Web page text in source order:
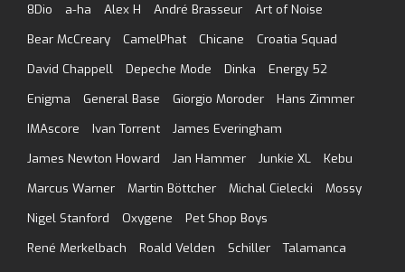
8Dio a-ha Alex H André Brasseur
Art of Noise
Bear McCreary
CamelPhat Chicane
Croatia Squad
David Chappell
Depeche Mode Dinka
Energy 52
Enigma
General Base Giorgio Moroder
Hans Zimmer
IMAscore
Ivan Torrent
James Everingham
James Newton Howard
Jan Hammer Junkie XL
Kebu
Marcus Warner
Martin Böttcher Michal Cielecki
Mossy
Nigel Stanford
Oxygene
Pet Shop Boys
René Merkelbach
Roald Velden Schiller
Talamanca